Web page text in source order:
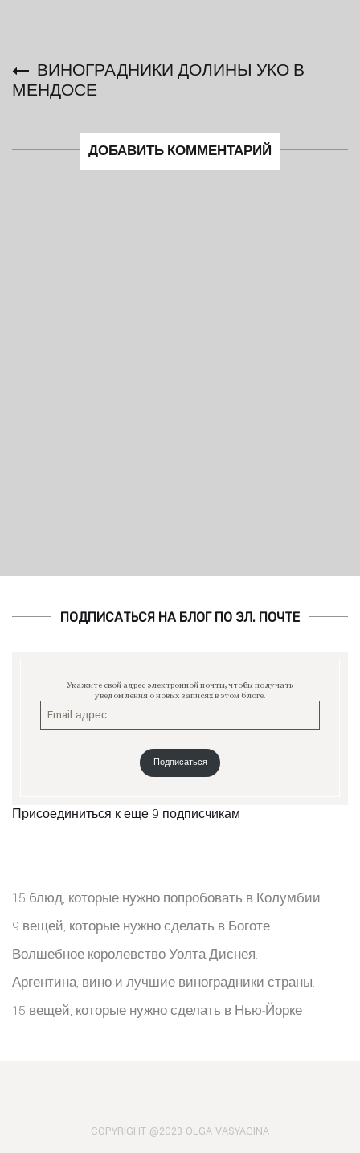
ВИНОГРАДНИКИ ДОЛИНЫ УКО В
МЕНДОСЕ
ДОБАВИТЬ КОММЕНТАРИЙ
ПОДПИСАТЬСЯ НА БЛОГ ПО ЭЛ. ПОЧТЕ
Укажите свой адрес электронной почты, чтобы получать
уведомления о новых записях в этом блоге.
Подписаться
Присоединиться к еще 9 подписчикам
15 блюд, которые нужно попробовать в Колумбии
9 вещей, которые нужно сделать в Боготе
Волшебное королевство Уолта Диснея.
Аргентина, вино и лучшие виноградники страны.
15 вещей, которые нужно сделать в Нью-Йорке
COPYRIGHT @2023 OLGA VASYAGINA